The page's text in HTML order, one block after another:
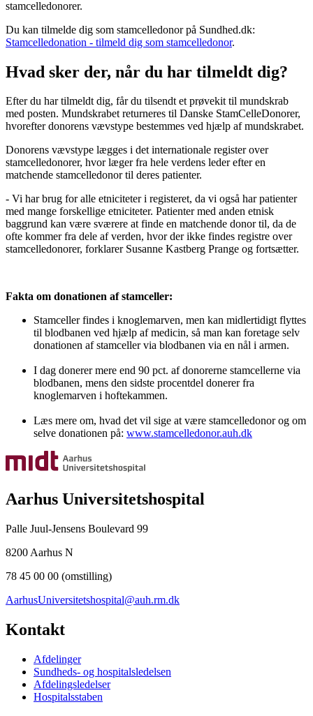
stamcelledonorer.
Du kan tilmelde dig som stamcelledonor på Sundhed.dk:
Stamcelledonation - tilmeld dig som stamcelledonor.
Hvad sker der, når du har tilmeldt dig?
Efter du har tilmeldt dig, får du tilsendt et prøvekit til mundskrab
med posten. Mundskrabet returneres til Danske StamCelleDonorer,
hvorefter donorens vævstype bestemmes ved hjælp af mundskrabet.
Donorens vævstype lægges i det internationale register over
stamcelledonorer, hvor læger fra hele verdens leder efter en
matchende stamcelledonor til deres patienter.
- Vi har brug for alle etniciteter i registeret, da vi også har patienter
med mange forskellige etniciteter. Patienter med anden etnisk
baggrund kan være sværere at finde en matchende donor til, da de
ofte kommer fra dele af verden, hvor der ikke findes registre over
stamcelledonorer, forklarer Susanne Kastberg Prange og fortsætter.
Fakta om donationen af stamceller:
Stamceller findes i knoglemarven, men kan midlertidigt flyttes
til blodbanen ved hjælp af medicin, så man kan foretage selv
donationen af stamceller via blodbanen via en nål i armen.
I dag donerer mere end 90 pct. af donorerne stamcellerne via
blodbanen, mens den sidste procentdel donerer fra
knoglemarven i hoftekammen.
Læs mere om, hvad det vil sige at være stamcelledonor og om
selve donationen på: www.stamcelledonor.auh.dk
Aarhus Universitetshospital
Palle Juul-Jensens Boulevard 99
8200 Aarhus N
78 45 00 00 (omstilling)
AarhusUniversitetshospital@auh.rm.dk
Kontakt
Afdelinger
Sundheds- og hospitalsledelsen
Afdelingsledelser
Hospitalsstaben